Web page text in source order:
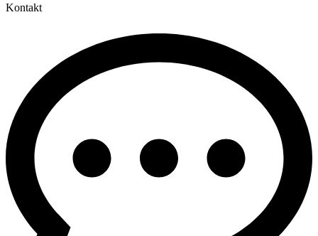
Kontakt